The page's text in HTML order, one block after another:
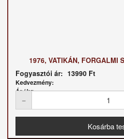
1976, VATIKÁN, FORGALMI
Fogyasztói ár: 13990 Ft
Kedvezmény:
Ár / kg: